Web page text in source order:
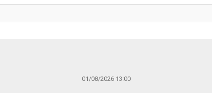
01/08/2026 13:00